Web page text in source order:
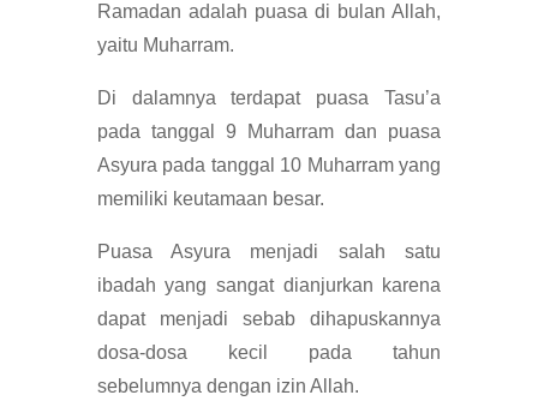
Ramadan adalah puasa di bulan Allah,
yaitu Muharram.
Di dalamnya terdapat puasa Tasu’a
pada tanggal 9 Muharram dan puasa
Asyura pada tanggal 10 Muharram yang
memiliki keutamaan besar.
Puasa Asyura menjadi salah satu
ibadah yang sangat dianjurkan karena
dapat menjadi sebab dihapuskannya
dosa-dosa kecil pada tahun
sebelumnya dengan izin Allah.